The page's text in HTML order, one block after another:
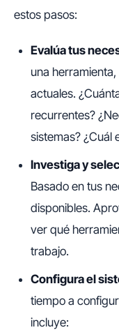
estos pasos:
Evalúa tus
una
actuales.
recurrentes?
sistemas? ¿Cuál
Investiga y
Basado en tus
disponibles.
ver qué
trabajo.
Configura el
tiempo a
incluye: